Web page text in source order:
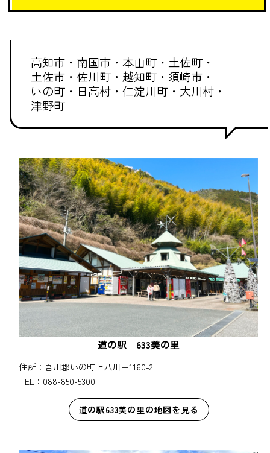
高知市・ 南国市・ 本山町・ 土佐町・
土佐市・ 佐川町・ 越知町・ 須崎市・
いの町・ 日高村・ 仁淀川町・ 大川村・
津野町
道の駅 633美の里
住所：吾川郡いの町上八川甲1160-2
TEL：088-850-5300
道の駅633美の里の地図を見る